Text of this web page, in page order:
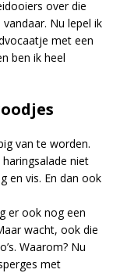
over die
Nu lepel ik
met een
ben ik heel
van te worden.
niet
en vis. En dan ook
er ook nog een
wacht, ook die
Waarom? Nu
met